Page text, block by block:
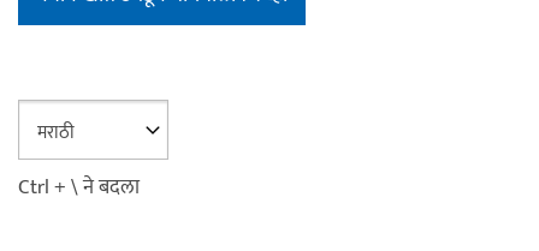
Ctrl + \ ने बदला